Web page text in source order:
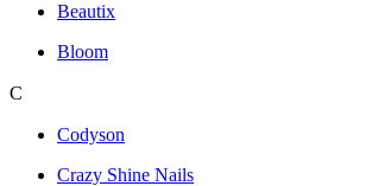
Beautix
Bloom
C
Codyson
Crazy Shine Nails